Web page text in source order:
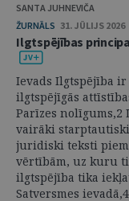
SANTA JUHNEVIČA
ŽURNĀLS 31. JŪLIJS
Ilgtspējības
Ievads Ilgtspējība ir
ilgtspējīgās
Parīzes nolīgums,2
vairāki
juridiski teksti
vērtībām, uz kuru
ilgtspējība tika
Satversmes